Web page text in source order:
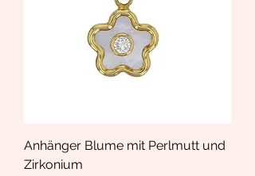
Anhänger Blume mit Perlmutt und
Zirkonium